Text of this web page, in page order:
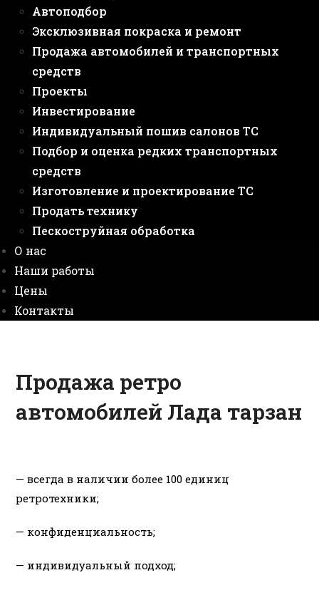
Автоподбор
Эксклюзивная покраска и ремонт
Продажа автомобилей и транспортных
средств
Проекты
Инвестирование
Индивидуальный пошив салонов ТС
Подбор и оценка редких транспортных
средств
Изготовление и проектирование ТС
Продать технику
Пескоструйная обработка
О нас
Наши работы
Цены
Контакты
Продажа ретро
автомобилей Лада тарзан
— всегда в наличии более 100 единиц
ретротехники;
— конфиденциальность;
— индивидуальный подход;